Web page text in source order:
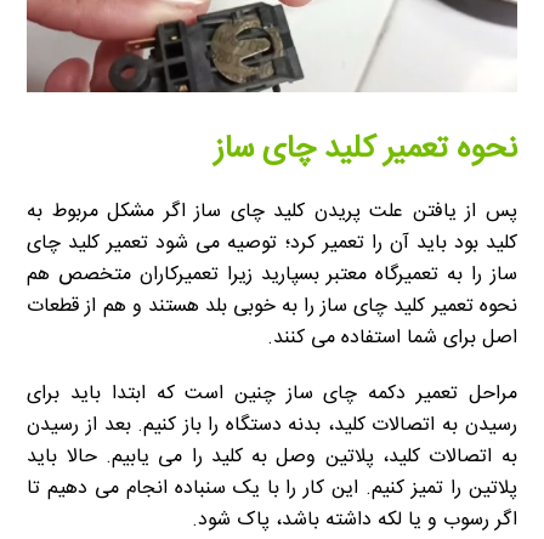
نحوه تعمیر کلید چای ساز
پس از یافتن علت پریدن کلید چای ساز اگر مشکل مربوط به
کلید بود باید آن را تعمیر کرد؛ توصیه می شود تعمیر کلید چای
ساز را به تعمیرگاه معتبر بسپارید زیرا تعمیرکاران متخصص هم
نحوه تعمیر کلید چای ساز را به خوبی بلد هستند و هم از قطعات
اصل برای شما استفاده می کنند.
مراحل تعمیر دکمه چای ساز چنین است که ابتدا باید برای
رسیدن به اتصالات کلید، بدنه دستگاه را باز کنیم. بعد از رسیدن
به اتصالات کلید، پلاتین وصل به کلید را می یابیم. حالا باید
پلاتین را تمیز کنیم. این کار را با یک سنباده انجام می دهیم تا
اگر رسوب و یا لکه داشته باشد، پاک شود.